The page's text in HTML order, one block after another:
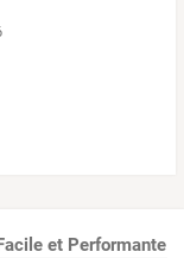
et Performante